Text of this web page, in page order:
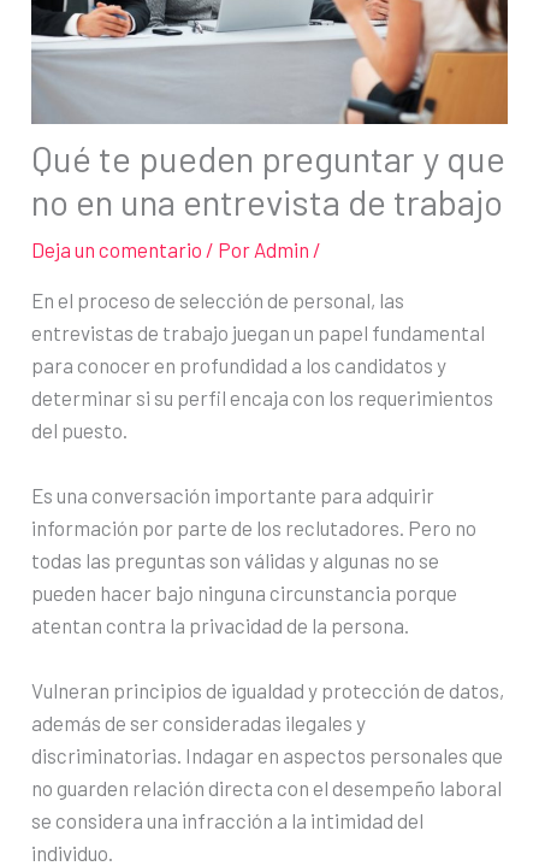
Qué te pueden preguntar y que
no en una entrevista de trabajo
Deja un comentario / Por Admin /
En el proceso de selección de personal, las
entrevistas de trabajo juegan un papel fundamental
para conocer en profundidad a los candidatos y
determinar si su perfil encaja con los requerimientos
del puesto.
Es una conversación importante para adquirir
información por parte de los reclutadores. Pero no
todas las preguntas son válidas y algunas no se
pueden hacer bajo ninguna circunstancia porque
atentan contra la privacidad de la persona.
Vulneran principios de igualdad y protección de datos,
además de ser consideradas ilegales y
discriminatorias. Indagar en aspectos personales que
no guarden relación directa con el desempeño laboral
se considera una infracción a la intimidad del
individuo.